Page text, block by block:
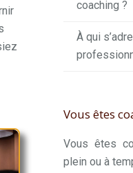
coaching ?
À qui
Vous êtes
Vous êtes
plein ou à